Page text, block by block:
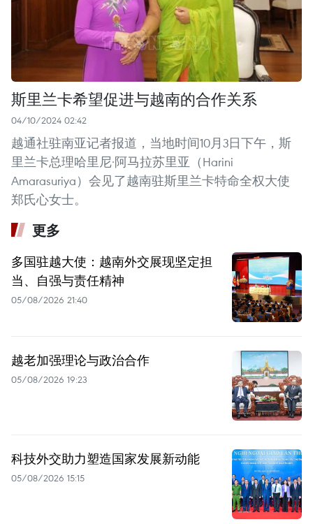
斯里兰卡希望促进与越南的合作关系
04/10/2024 02:42
越通社驻南亚记者报道，当地时间10月3日下午，斯
里兰卡总理哈里尼·阿马拉苏里亚（Harini
Amarasuriya）会见了越南驻斯里兰卡特命全权大使
郑氏心女士。
更多
多国驻越大使：越南外交展现坚定担
当、自强与责任精神
05/08/2026 21:40
越老加强理论与政治合作
05/08/2026 19:23
科技外交助力塑造国家发展新动能
05/08/2026 15:15